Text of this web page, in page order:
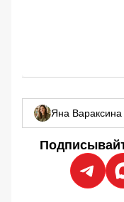
Яна Вараксина